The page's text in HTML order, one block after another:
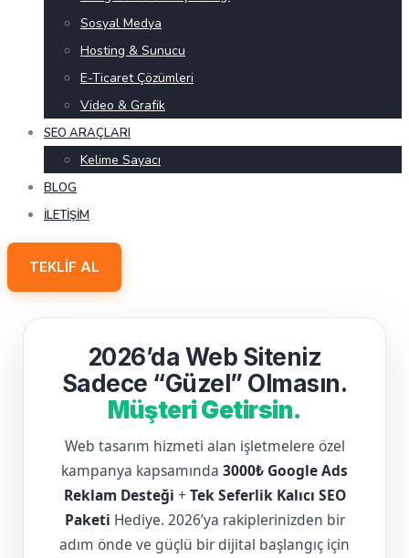
Sosyal Medya
Hosting & Sunucu
E-Ticaret Çözümleri
Video & Grafik
SEO ARAÇLARI
Kelime Sayacı
BLOG
İLETIŞIM
TEKLIF AL
2026’da Web Siteniz
Sadece “Güzel” Olmasın.
Müşteri Getirsin.
Web tasarım hizmeti alan işletmelere özel
kampanya kapsamında 3000₺ Google Ads
Reklam Desteği + Tek Seferlik Kalıcı SEO
Paketi Hediye. 2026’ya rakiplerinizden bir
adım önde ve güçlü bir dijital başlangıç için